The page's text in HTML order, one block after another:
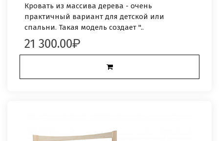
Кровать из массива дерева - очень
практичный вариант для детской или
спальни. Такая модель создает "..
21 300.00